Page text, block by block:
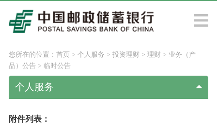
您所在的位置： 首页> 个人服务 > 投资理财 > 理财 > 业务（产
品）公告 > 临时公告
个人服务
附件列表：